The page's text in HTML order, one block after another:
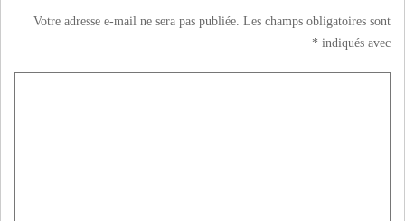
Votre adresse e-mail ne sera pas publiée. Les champs obligatoires sont
indiqués avec
*